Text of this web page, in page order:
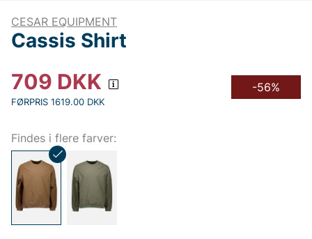
CESAR EQUIPMENT
Cassis Shirt
709 DKK
FØRPRIS 1619.00 DKK
-56%
Findes i flere farver: